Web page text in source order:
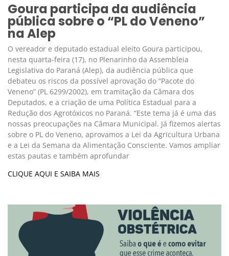
Goura participa da audiência
pública sobre o “PL do Veneno”
na Alep
O vereador e deputado estadual eleito Goura participou,
nesta quarta-feira (17), no Plenarinho da Assembleia
Legislativa do Paraná (Alep), da audiência pública que
debateu os riscos da possível aprovação do “Pacote do
Veneno” (PL 6299/2002), em tramitação da Câmara dos
Deputados, e a criação de uma Política Estadual para a
Redução dos Agrotóxicos no Paraná. “Este tema já é uma das
nossas preocupações na Câmara Municipal. Já fizemos alertas
sobre o PL do Veneno, aprovamos a Lei da Agricultura Urbana
e a Lei da Semana da Alimentação Consciente. Vamos ampliar
estas pautas e também aprofundar
CLIQUE AQUI E SAIBA MAIS